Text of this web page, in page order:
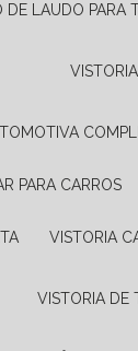
DE LAUDO PARA
PARA CARROS
VISTORIA
VISTORIA